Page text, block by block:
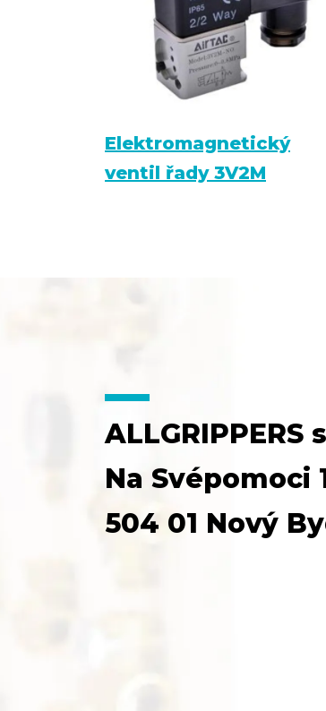
Elektromagnetický
ventil řady 3V2M
ALLGRIPPERS
Na Svépomoci
504 01 Nový